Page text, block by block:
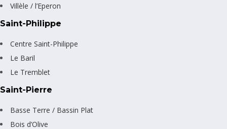
Villèle / l’Eperon
Saint-Philippe
Centre Saint-Philippe
Le Baril
Le Tremblet
Saint-Pierre
Basse Terre / Bassin Plat
Bois d’Olive